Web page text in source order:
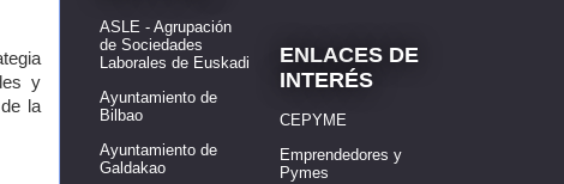
y
la
ASLE - Agrupación
de Sociedades
Laborales de Euskadi
Ayuntamiento de
Bilbao
Ayuntamiento de
Galdakao
ENLACES DE
INTERÉS
CEPYME
Emprendedores y
Pymes